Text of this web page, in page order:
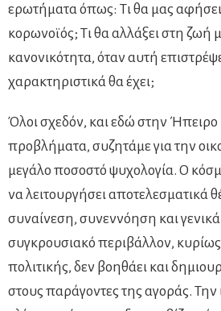
ερωτήματα όπως: Τι θα μας
κορωνοϊός; Τι θα αλλάξει στη ζωή
κανονικότητα, όταν αυτή
χαρακτηριστικά θα έχει;
Όλοι σχεδόν, και εδώ στην
προβλήματα, συζητάμε για την
μεγάλο ποσοστό ψυχολογία. Ο
να λειτουργήσει αποτελεσματικά
συναίνεση, συνεννόηση και
συγκρουσιακό περιβάλλον, κυρίως
πολιτικής, δεν βοηθάει και
στους παράγοντες της αγοράς. Την